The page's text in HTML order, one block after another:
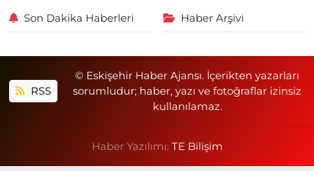
Son Dakika Haberleri Haber Arşivi
RSS
© Eskişehir Haber Ajansı. İçerikten yazarları
sorumludur; haber, yazı ve fotoğraflar izinsiz
kullanılamaz.
Haber Yazılımı: TE Bilişim